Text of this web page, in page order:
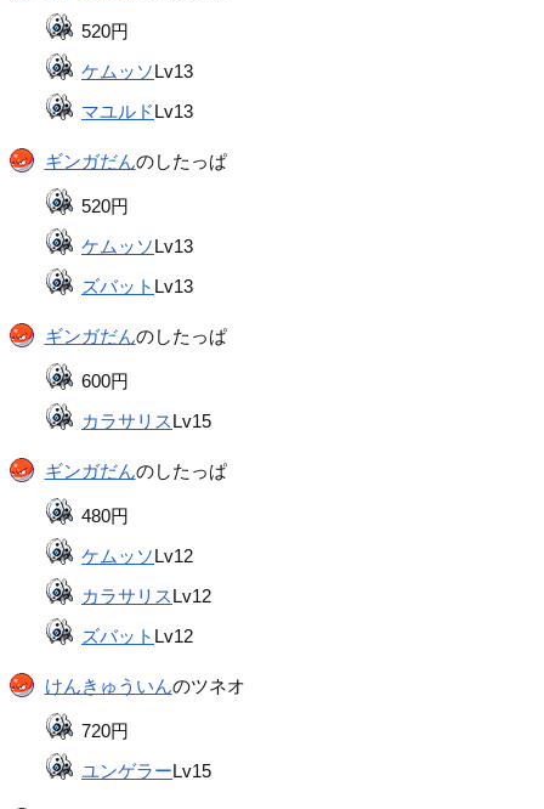
520円
ケムッソLv13
マユルドLv13
ギンガだんのしたっぱ
520円
ケムッソLv13
ズバット Lv13
ギンガだんのしたっぱ
600円
カラサリスLv15
ギンガだんのしたっぱ
480円
ケムッソLv12
カラサリスLv12
ズバット Lv12
けんきゅういんのツネオ
720円
ユンゲラーLv15